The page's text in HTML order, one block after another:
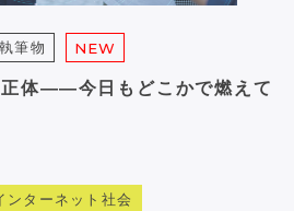
筆物 NEW
正体――今日もどこかで燃えて
ンターネット社会